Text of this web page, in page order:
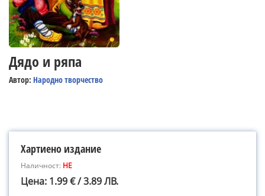
Дядо и ряпа
Автор: Народно творчество
Хартиено издание
Наличност: НЕ
Цена: 1.99 € / 3.89 ЛВ.